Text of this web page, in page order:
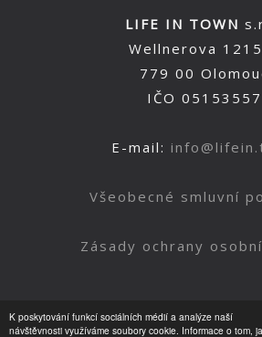
K poskytování funkcí sociálních médií a analýze naší
návštěvnosti využíváme soubory cookie. Informace o tom,
LIFE IN TOWN
Wellnerova
779 00
IČO 05153557
E-mail:
Všeobecné smluvní
Zásady ochrany
Nahoru